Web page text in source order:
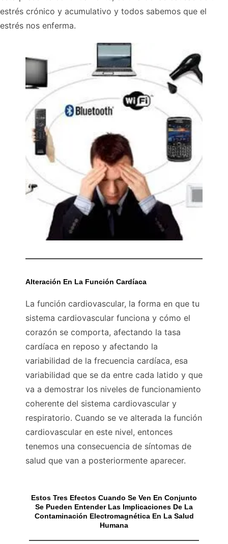
estrés crónico y acumulativo y todos sabemos que el
estrés nos enferma.
Alteración En La Función Cardíaca
La función cardiovascular, la forma en que tu
sistema cardiovascular funciona y cómo el
corazón se comporta, afectando la tasa
cardíaca en reposo y afectando la
variabilidad de la frecuencia cardíaca, esa
variabilidad que se da entre cada latido y que
va a demostrar los niveles de funcionamiento
coherente del sistema cardiovascular y
respiratorio. Cuando se ve alterada la función
cardiovascular en este nivel, entonces
tenemos una consecuencia de síntomas de
salud que van a posteriormente aparecer.
Estos Tres Efectos Cuando Se Ven En Conjunto
Se Pueden Entender Las Implicaciones De La
Contaminación Electromagnética En La Salud
Humana